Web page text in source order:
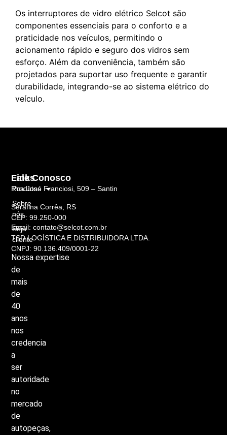
Os interruptores de vidro elétrico Selcot são
componentes essenciais para o conforto e a
praticidade nos veículos, permitindo o
acionamento rápido e seguro dos vidros sem
esforço. Além da conveniência, também são
projetados para suportar uso frequente e garantir
durabilidade, integrando-se ao sistema elétrico do
veículo.
Nossaexpertise
de
mais
de
40
anos
nos
credencia
a
ser
autoridade
no
mercado
de
autopeças,
Links
Produtos
Sobre
nós
Seja
cliente
Fale Conosco
Rua José Franciosi, 509 – Santin
Serafina Corrêa, RS
CEP: 99.250-000
Email: contato@selcot.com.br
TSD LOGÍSTICA E DISTRIBUIDORA LTDA.
CNPJ: 90.136.409/0001-22